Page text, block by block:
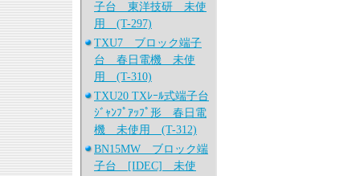
子台 東洋技研 未使
用 (T-297)
TXU7 ブロック端子
台 春日電機 未使
用 (T-310)
TXU20 TXﾚｰﾙ式端子台
ｼﾞｬﾝﾌﾟｱｯﾌﾟ形 春日電
機 未使用 (T-312)
BN15MW ブロック端
子台 [IDEC] 未使